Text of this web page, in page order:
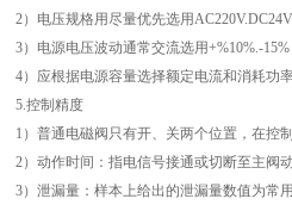
2）电压规格用尽量优先选用AC220V.DC24V
3）电源电压波动通常交流选用+%10%.-
4）应根据电源容量选择额定电流和消耗功
5.控制精度
1）普通电磁阀只有开、关两个位置，在控
2）动作时间：指电信号接通或切断至主阀
3）泄漏量：样本上给出的泄漏量数值为常用